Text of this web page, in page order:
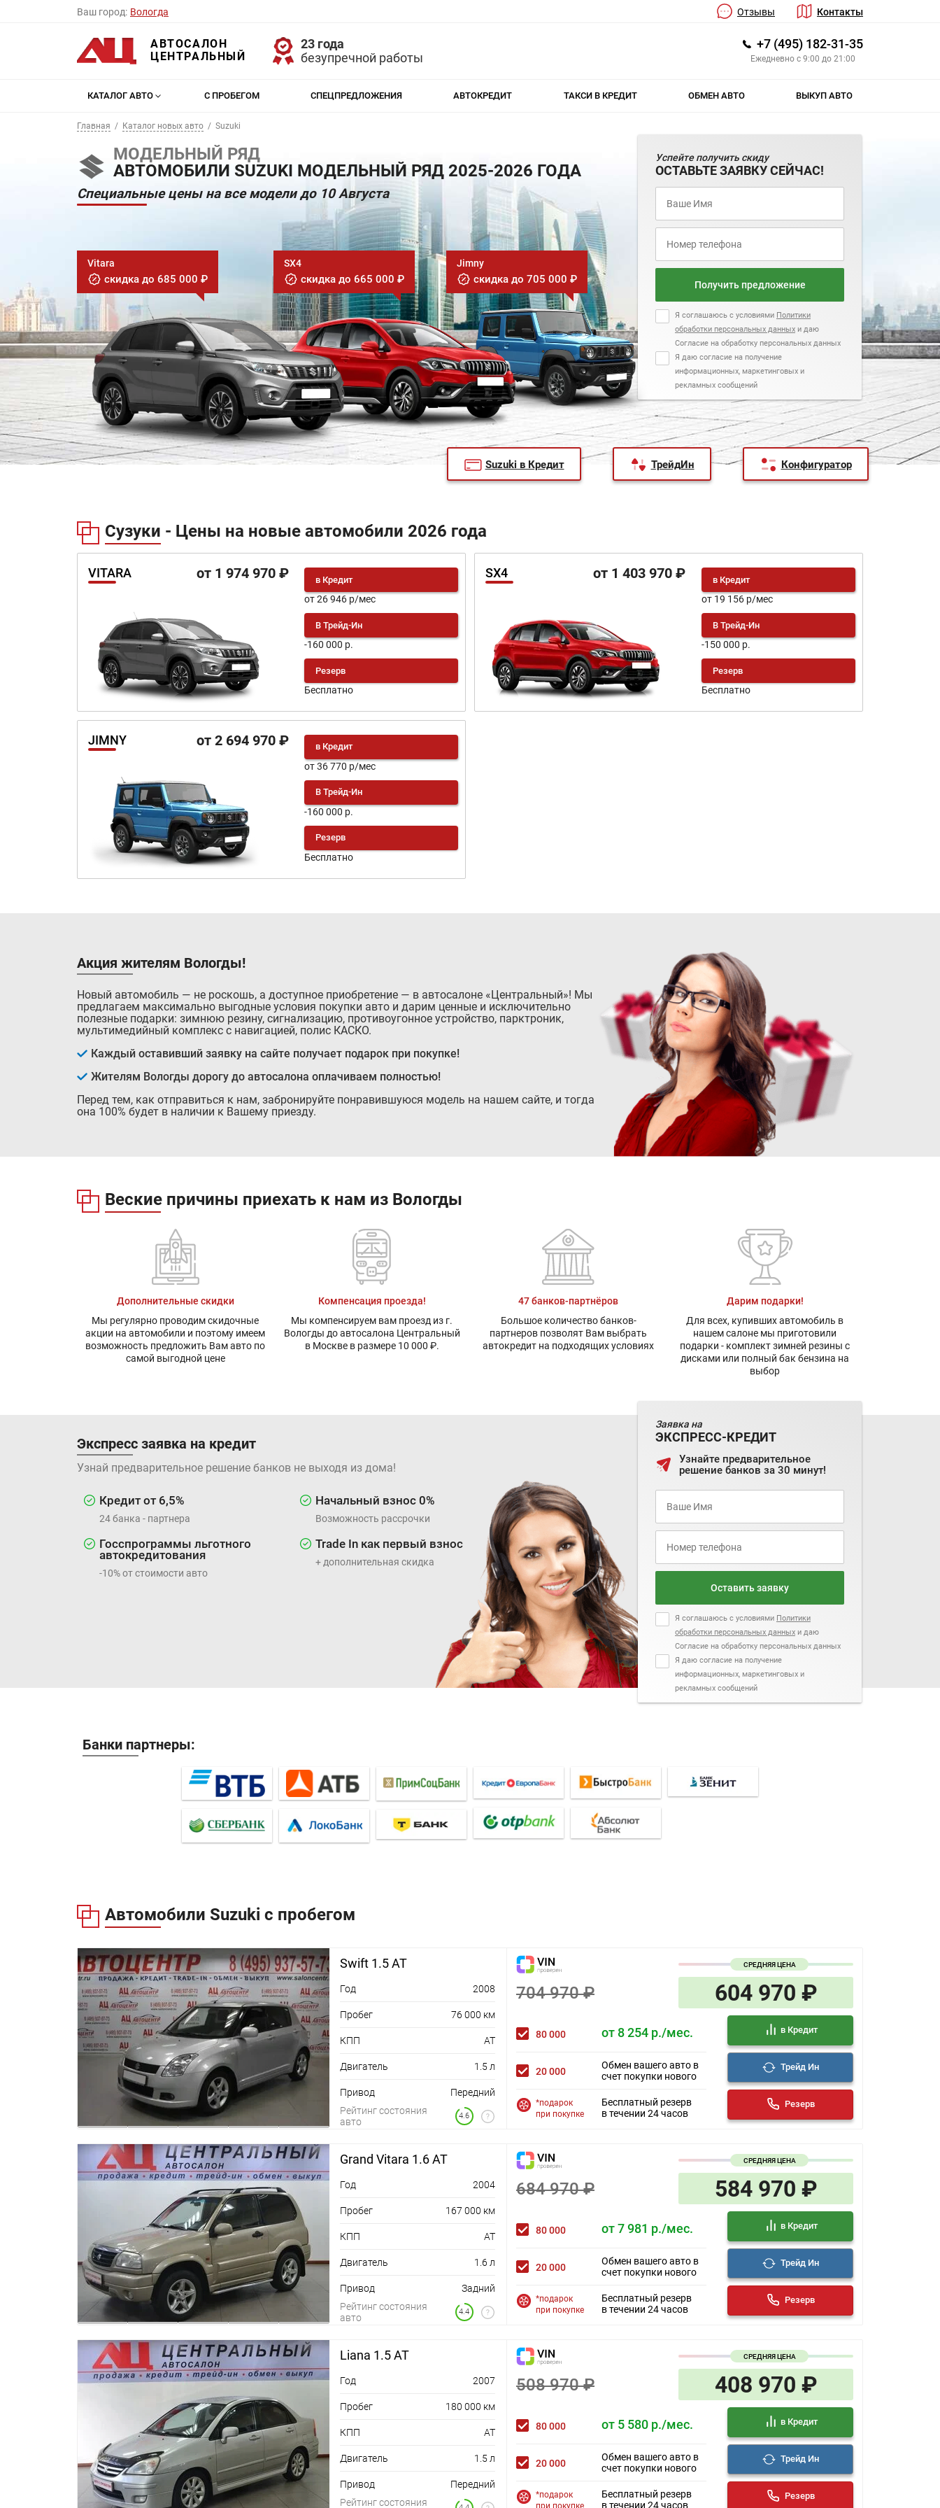
Ваш город: Вологда Отзывы Контакты
АВТОСАЛОН
ЦЕНТРАЛЬНЫЙ
23 года
безупречной работы
+7 (495) 182-31-35
Ежедневно с 9:00 до 21:00
КАТАЛОГ АВТО С ПРОБЕГОМ СПЕЦПРЕДЛОЖЕНИЯ АВТОКРЕДИТ ТАКСИ В КРЕДИТ ОБМЕН АВТО ВЫКУП АВТО
Главная Каталог новых авто Suzuki
МОДЕЛЬНЫЙ РЯД
АВТОМОБИЛИ SUZUKI МОДЕЛЬНЫЙ РЯД 2025-2026 ГОДА
Специальные цены на все модели до 10 Августа
Vitara
скидка до 685 000 ₽
SX4
скидка до 665 000 ₽
Jimny
скидка до 705 000 ₽
Успейте получить скиду
ОСТАВЬТЕ ЗАЯВКУ СЕЙЧАС!
Получить предложение
Я соглашаюсь с условиями Политики
обработки персональных данных и даю
Согласие на обработку персональных данных
Я даю согласие на получение
информационных, маркетинговых и
рекламных сообщений
Suzuki в Кредит ТрейдИн Конфигуратор
Сузуки - Цены на новые автомобили 2026 года
VITARA от 1 974 970 ₽ в Кредит
от 26 946 р/мес
В Трейд-Ин
-160 000 р.
Резерв
Бесплатно
SX4 от 1 403 970 ₽ в Кредит
от 19 156 р/мес
В Трейд-Ин
-150 000 р.
Резерв
Бесплатно
JIMNY от 2 694 970 ₽ в Кредит
от 36 770 р/мес
В Трейд-Ин
-160 000 р.
Резерв
Бесплатно
Акция жителям Вологды!
Новый автомобиль — не роскошь, а доступное приобретение — в автосалоне «Центральный»! Мы
предлагаем максимально выгодные условия покупки авто и дарим ценные и исключительно
полезные подарки: зимнюю резину, сигнализацию, противоугонное устройство, парктроник,
мультимедийный комплекс с навигацией, полис КАСКО.
Каждый оставивший заявку на сайте получает подарок при покупке!
Жителям Вологды дорогу до автосалона оплачиваем полностью!
Перед тем, как отправиться к нам, забронируйте понравившуюся модель на нашем сайте, и тогда
она 100% будет в наличии к Вашему приезду.
Веские причины приехать к нам из Вологды
Дополнительные скидки
Мы регулярно проводим скидочные
акции на автомобили и поэтому имеем
возможность предложить Вам авто по
самой выгодной цене
Компенсация проезда!
Мы компенсируем вам проезд из г.
Вологды до автосалона Центральный
в Москве в размере 10 000 ₽.
47 банков-партнёров
Большое количество банков-
партнеров позволят Вам выбрать
автокредит на подходящих условиях
Дарим подарки!
Для всех, купивших автомобиль в
нашем салоне мы приготовили
подарки - комплект зимней резины с
дисками или полный бак бензина на
выбор
Экспресс заявка на кредит
Узнай предварительное решение банков не выходя из дома!
Кредит от 6,5%
24 банка - партнера
Начальный взнос 0%
Возможность рассрочки
Госспрограммы льготного
автокредитования
-10% от стоимости авто
Trade In как первый взнос
+ дополнительная скидка
Заявка на
ЭКСПРЕСС-КРЕДИТ
Узнайте предварительное
решение банков за 30 минут!
Оставить заявку
Я соглашаюсь с условиями Политики
обработки персональных данных и даю
Согласие на обработку персональных данных
Я даю согласие на получение
информационных, маркетинговых и
рекламных сообщений
Банки партнеры:
Автомобили Suzuki с пробегом
Swift 1.5 AT
Год 2008
Пробег 76 000 км
КПП AT
Двигатель 1.5 л
Привод
Передний
Рейтинг состояния
авто
4.6
СРЕДНЯЯ ЦЕНА
704 970 ₽ 604 970 ₽
80 000 от 8 254 р./мес. в Кредит
20 000
Обмен вашего авто в
счет покупки нового
Трейд Ин
*подарок
при покупке
Бесплатный резерв
в течении 24 часов
Резерв
Grand Vitara 1.6 AT
Год 2004
Пробег 167 000 км
КПП AT
Двигатель 1.6 л
Привод
Задний
Рейтинг состояния
авто
4.4
СРЕДНЯЯ ЦЕНА
684 970 ₽ 584 970 ₽
80 000 от 7 981 р./мес. в Кредит
20 000
Обмен вашего авто в
счет покупки нового
Трейд Ин
*подарок
при покупке
Бесплатный резерв
в течении 24 часов
Резерв
Liana 1.5 AT
Год 2007
Пробег 180 000 км
КПП AT
Двигатель 1.5 л
Привод
Передний
Рейтинг состояния
СРЕДНЯЯ ЦЕНА
508 970 ₽ 408 970 ₽
80 000 от 5 580 р./мес. в Кредит
20 000
Обмен вашего авто в
счет покупки нового
Трейд Ин
*подарок
при покупке
Бесплатный резерв
в течении 24 часов
Резерв